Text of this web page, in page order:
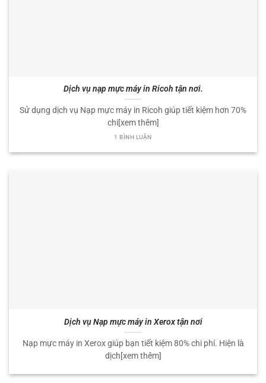
Dịch vụ nạp mực máy in Ricoh tận nơi.
Sử dụng dịch vụ Nạp mực máy in Ricoh giúp tiết kiệm hơn 70%
chi[xem thêm]
1 BÌNH LUẬN
Dịch vụ Nạp mực máy in Xerox tận nơi
Nạp mực máy in Xerox giúp bạn tiết kiệm 80% chi phí. Hiện là
dịch[xem thêm]